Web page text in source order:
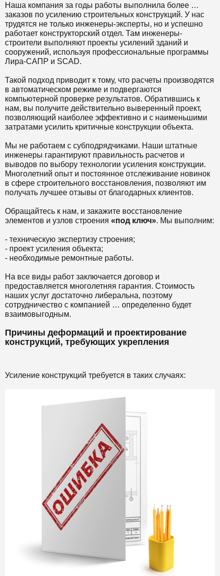
Наша компания за годы работы выполнила более …
заказов по усилению строительных конструкций. У нас
трудятся не только инженеры-эксперты, но и успешно
работает конструкторский отдел. Там инженеры-
строители выполняют проекты усилений зданий и
сооружений, используя профессиональные программы
Лира-САПР и SCAD.
Такой подход приводит к тому, что расчеты производятся
в автоматическом режиме и подвергаются
компьютерной проверке результатов. Обратившись к
нам, вы получите действительно выверенный проект,
позволяющий наиболее эффективно и с наименьшими
затратами усилить критичные конструкции объекта.
Мы не работаем с субподрядчиками. Наши штатные
инженеры гарантируют правильность расчетов и
выводов по выбору технологии усиления конструкции.
Многолетний опыт и постоянное отслеживание новинок
в сфере строительного восстановления, позволяют им
получать лучшее отзывы от благодарных клиентов.
Обращайтесь к нам, и закажите восстановление
элементов и узлов строения «под ключ». Мы выполним:
- техническую экспертизу строения;
- проект усиления объекта;
- необходимые ремонтные работы.
На все виды работ заключается договор и
предоставляется многолетняя гарантия. Стоимость
наших услуг достаточно либеральна, поэтому
сотрудничество с компанией … определенно будет
взаимовыгодным.
Причины деформаций и проектирование
конструкций, требующих укрепления
Усиление конструкций требуется в таких случаях: